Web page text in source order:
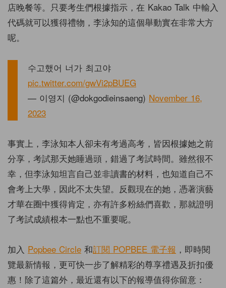
店晚餐等。只要考生們根據指示，在 Kakao Talk 中輸入
代碼就可以獲得禮物，李泳知的這個舉動實在非常大方
呢。
수고했어 너가 최고야
pic.twitter.com/gwVi2pBUEG
— 이영지 (@dokgodieinsaeng) November 16,
2023
事實上，李泳知本人卻未有考過高考，皆因根據她之前
分享，考試那天她睡過頭，錯過了考試時間。雖然很不
幸，但李泳知坦言自己並非讀書的材料，也知道自己不
會考上大學，因此不太失望。反觀現在的她，憑著演藝
才華在圈中獲得肯定，亦有許多粉絲們喜歡，那就證明
了考試成績根本一點也不重要呢。
加入 Popbee Circle 和訂閱 POPBEE 電子報 ，即時閱
覽最新情報，更可快一步了解精彩的尊享禮遇及折扣優
惠！除了這篇外，最近還有以下的報導值得你留意：